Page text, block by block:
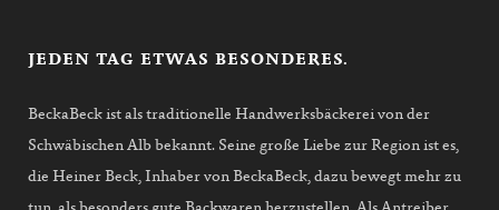
JEDEN TAG ETWAS BESONDERES.
BeckaBeck ist als traditionelle Handwerksbäckerei von der
Schwäbischen Alb bekannt. Seine große Liebe zur Region ist es,
die Heiner Beck, Inhaber von BeckaBeck, dazu bewegt mehr zu